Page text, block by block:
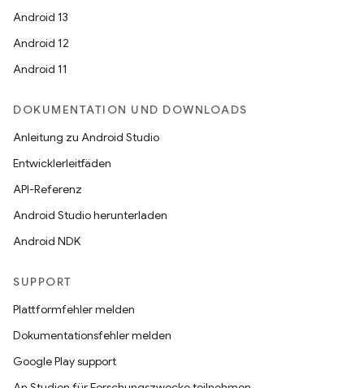
Android 13
Android 12
Android 11
DOKUMENTATION UND DOWNLOADS
Anleitung zu Android Studio
Entwicklerleitfäden
API-Referenz
Android Studio herunterladen
Android NDK
SUPPORT
Plattformfehler melden
Dokumentationsfehler melden
Google Play support